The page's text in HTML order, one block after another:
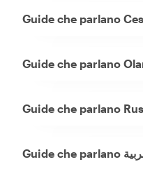
Guide che parlano
Guide che parlano
Guide che parlano